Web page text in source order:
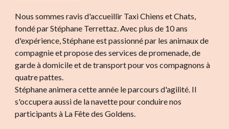
Nous sommes ravis d'accueillir Taxi Chiens et Chats,
fondé par Stéphane Terrettaz. Avec plus de 10 ans
d'expérience, Stéphane est passionné par les animaux de
compagnie et propose des services de promenade, de
garde à domicile et de transport pour vos compagnons à
quatre pattes.
Stéphane animera cette année le parcours d'agilité. Il
s'occupera aussi de la navette pour conduire nos
participants à La Fête des Goldens.